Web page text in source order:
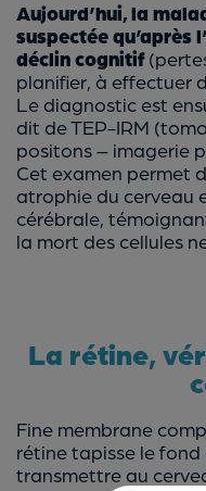
Aujourd’hui, la
suspectée qu’après
déclin cognitif
planifier, à effectuer
Le diagnostic est
dit de TEP-IRM
positons – imagerie
Cet examen permet
atrophie du cerveau
cérébrale,
la mort des cellules
La rétine,
Fine membrane
rétine tapisse le fond
transmettre au